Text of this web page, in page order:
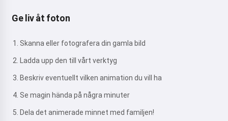
Ge liv åt foton
Skanna eller fotografera din gamla bild
Ladda upp den till vårt verktyg
Beskriv eventuellt vilken animation du vill ha
Se magin hända på några minuter
Dela det animerade minnet med familjen!